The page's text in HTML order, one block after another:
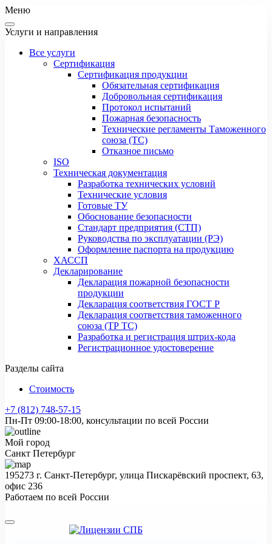
Меню
Услуги и направления
Все услуги
Сертификация
Сертификация продукции
Обязательная сертификация
Добровольная сертификация
Протокол испытаний
Пожарная безопасность
Технические регламенты Таможенного
союза (ТС)
Отказное письмо
ISO
Техническая документация
Разработка технических условий
Технические условия
Готовые ТУ
Обоснование безопасности
Стандарт предприятия (СТП)
Руководства по эксплуатации (РЭ)
Оформление паспорта на продукцию
ХАССП
Декларирование
Декларация пожарной безопасности
продукции
Декларация соответствия ГОСТ Р
Декларация соответствия таможенного
союза (ТР ТС)
Разработка и регистрация штрих-кода
Регистрационное удостоверение
Разделы сайта
Стоимость
+7 (812) 748-57-15
Пн-Пт 09:00-18:00, консультации по всей России
Мой город
Санкт Петербург
195273 г. Санкт-Петербург, улица Пискарёвский проспект, 63,
офис 236
Работаем по всей России